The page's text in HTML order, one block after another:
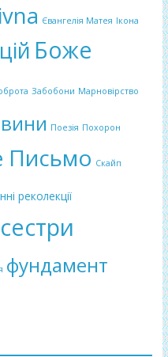
Євангелія Матея Ікона
Боже
Забобони Марновірство
Поезія Похорон
Письмо Скайп
реколекції
сестри
фундамент